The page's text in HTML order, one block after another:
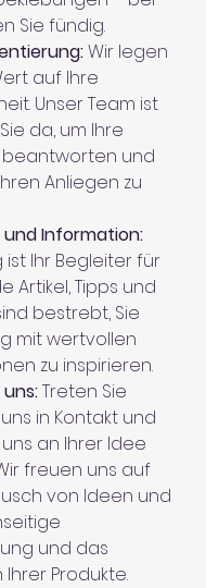
Sie fündig.
Wir legen
auf Ihre
Unser Team ist
da, um Ihre
beantworten und
Anliegen zu
Information:
ist Ihr Begleiter für
Artikel, Tipps und
bestrebt, Sie
mit wertvollen
zu inspirieren.
Treten Sie
in Kontakt und
an Ihrer Idee
freuen uns auf
von Ideen und
und das
Produkte.